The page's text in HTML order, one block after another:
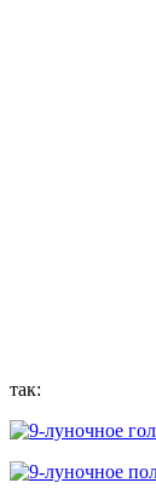
так: